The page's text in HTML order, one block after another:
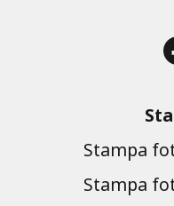
Stampa
Stampa